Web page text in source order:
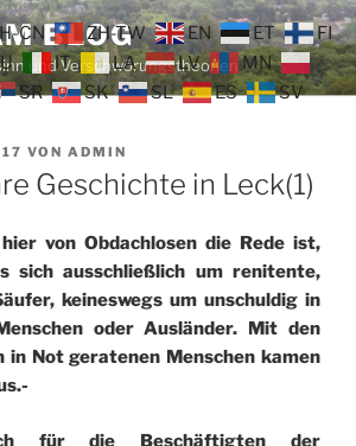
BLOG
und Verschwörungstheorien
VON ADMIN
Geschichte in Leck(1)
von Obdachlosen die Rede ist,
sich ausschließlich um renitente,
keineswegs um unschuldig in
oder Ausländer. Mit den
in Not geratenen Menschen kamen
für die Beschäftigten der
CN ZH-TW EN ET
FI
IT LA LV
MN
SR SK SL ES
SV